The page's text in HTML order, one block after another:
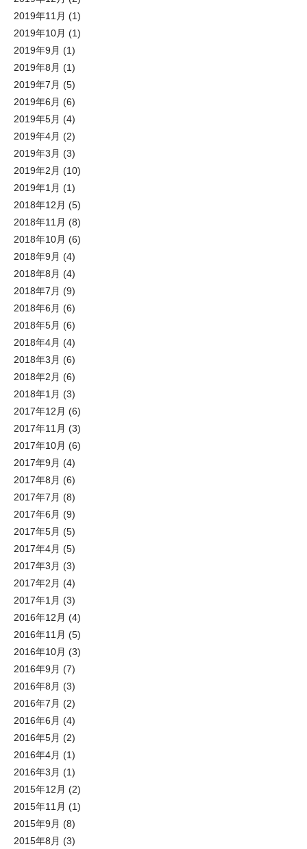
2019年11月 (1)
2019年10月 (1)
2019年9月 (1)
2019年8月 (1)
2019年7月 (5)
2019年6月 (6)
2019年5月 (4)
2019年4月 (2)
2019年3月 (3)
2019年2月 (10)
2019年1月 (1)
2018年12月 (5)
2018年11月 (8)
2018年10月 (6)
2018年9月 (4)
2018年8月 (4)
2018年7月 (9)
2018年6月 (6)
2018年5月 (6)
2018年4月 (4)
2018年3月 (6)
2018年2月 (6)
2018年1月 (3)
2017年12月 (6)
2017年11月 (3)
2017年10月 (6)
2017年9月 (4)
2017年8月 (6)
2017年7月 (8)
2017年6月 (9)
2017年5月 (5)
2017年4月 (5)
2017年3月 (3)
2017年2月 (4)
2017年1月 (3)
2016年12月 (4)
2016年11月 (5)
2016年10月 (3)
2016年9月 (7)
2016年8月 (3)
2016年7月 (2)
2016年6月 (4)
2016年5月 (2)
2016年4月 (1)
2016年3月 (1)
2015年12月 (2)
2015年11月 (1)
2015年9月 (8)
2015年8月 (3)